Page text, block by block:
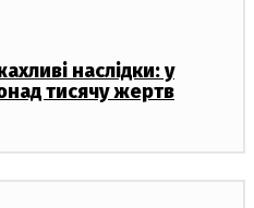
наслідки: у
тисячу жертв